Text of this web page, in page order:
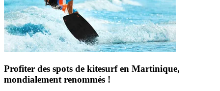
Profiter des spots de kitesurf en Martinique,
mondialement renommés !